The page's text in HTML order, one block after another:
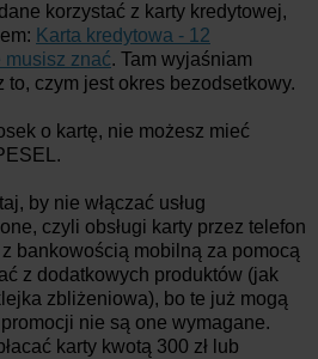
korzystać z karty kredytowej,
Karta kredytowa - 12
musisz znać. Tam wyjaśniam
to, czym jest okres bezodsetkowy.
o kartę, nie możesz mieć
by nie włączać usług
czyli obsługi karty przez telefon
bankowością mobilną za pomocą
z dodatkowych produktów (jak
zbliżeniowa), bo te już mogą
nie są one wymagane.
karty kwotą 300 zł lub